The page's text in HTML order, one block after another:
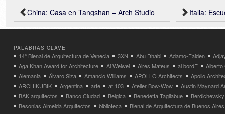
Italia: Escuela
China: Casa en Tangshan – Arch Studio
PALABRAS CLAVE
14° Bienal de Arquitectura de Venecia 3XN Abu Dhabi Adamo-Faiden
Aga Khan Award for Architecture
Ai Weiwei Aires Mateus al bordE
Alberto
Alemania
Álvaro Siza Amancio Williams APOLLO Architects
Apollo
ARCHIKUBIK
Argentina arte at.103 Atelier Bow-Wow
Austin Maynard
BAK arquitectos
Banco Ciudad Belgica Benedetta Tagliabue
Besonias Almeida Arquitectos
biblioteca
Bienal de Arquitectura de Buenos Aires